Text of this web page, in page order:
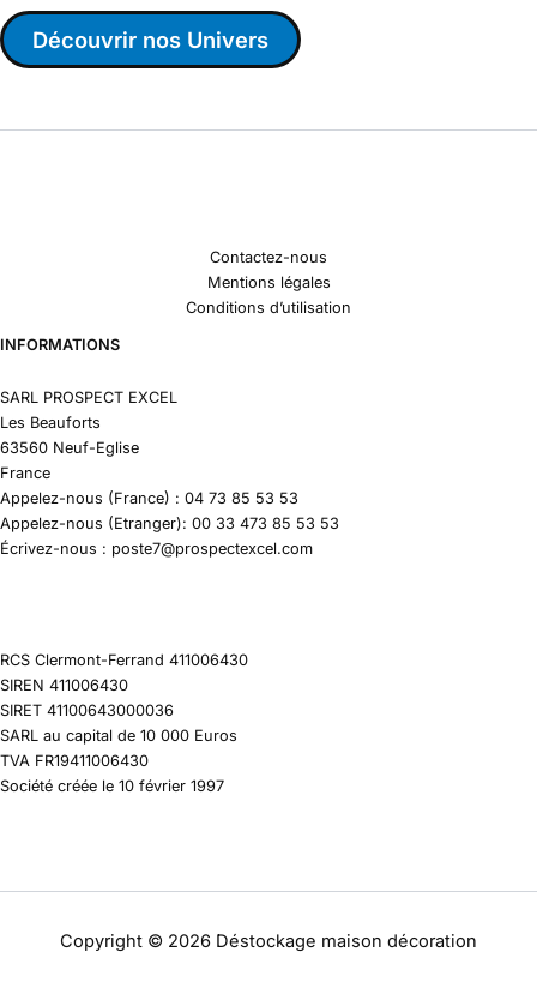
Découvrir nos Univers
Contactez-nous
Mentions légales
Conditions d’utilisation
INFORMATIONS
SARL PROSPECT EXCEL
Les Beauforts
63560 Neuf-Eglise
France
Appelez-nous (France) : 04 73 85 53 53
Appelez-nous (Etranger): 00 33 473 85 53 53
Écrivez-nous : poste7@prospectexcel.com
RCS Clermont-Ferrand 411006430
SIREN 411006430
SIRET 41100643000036
SARL au capital de 10 000 Euros
TVA FR19411006430
Société créée le 10 février 1997
Copyright © 2026 Déstockage maison décoration